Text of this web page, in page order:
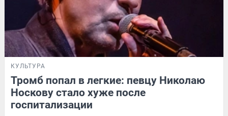
КУЛЬТУРА
Тромб попал в легкие: певцу Николаю
Носкову стало хуже после
госпитализации